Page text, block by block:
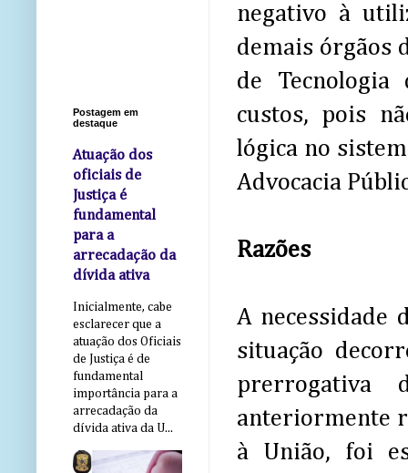
negativo à
demais órgãos
de Tecnologia
custos, pois
lógica no
Advocacia
Razões
A necessidade
situação
prerrogativa
anteriormente
à União, foi
Postagem em
destaque
Atuação dos
oficiais de
Justiça é
fundamental
para a
arrecadação da
dívida ativa
Inicialmente, cabe
esclarecer que a
atuação dos Oficiais
de Justiça é de
fundamental
importância para a
arrecadação da
dívida ativa da U...